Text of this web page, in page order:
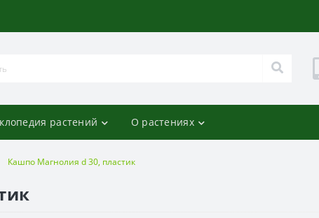
растений О растениях
Кашпо Магнолия d 30, пластик